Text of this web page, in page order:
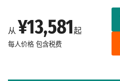
从 ¥13,581起
每人价格 包含税费